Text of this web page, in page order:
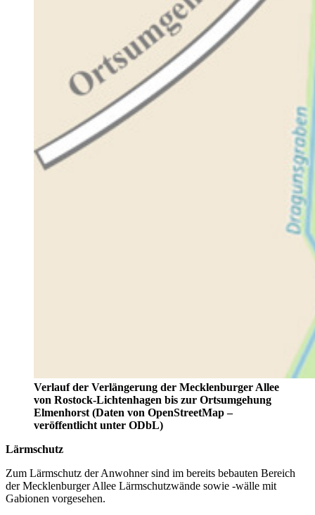
Verlauf der Verlängerung der Mecklenburger Allee
von Rostock-Lichtenhagen bis zur Ortsumgehung
Elmenhorst (Daten von OpenStreetMap –
veröffentlicht unter ODbL)
Lärmschutz
Zum Lärmschutz der Anwohner sind im bereits bebauten Bereich
der Mecklenburger Allee Lärmschutzwände sowie -wälle mit
Gabionen vorgesehen.